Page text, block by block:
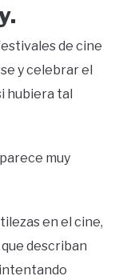
de cine
y celebrar el
hubiera tal
muy
en el cine,
describan